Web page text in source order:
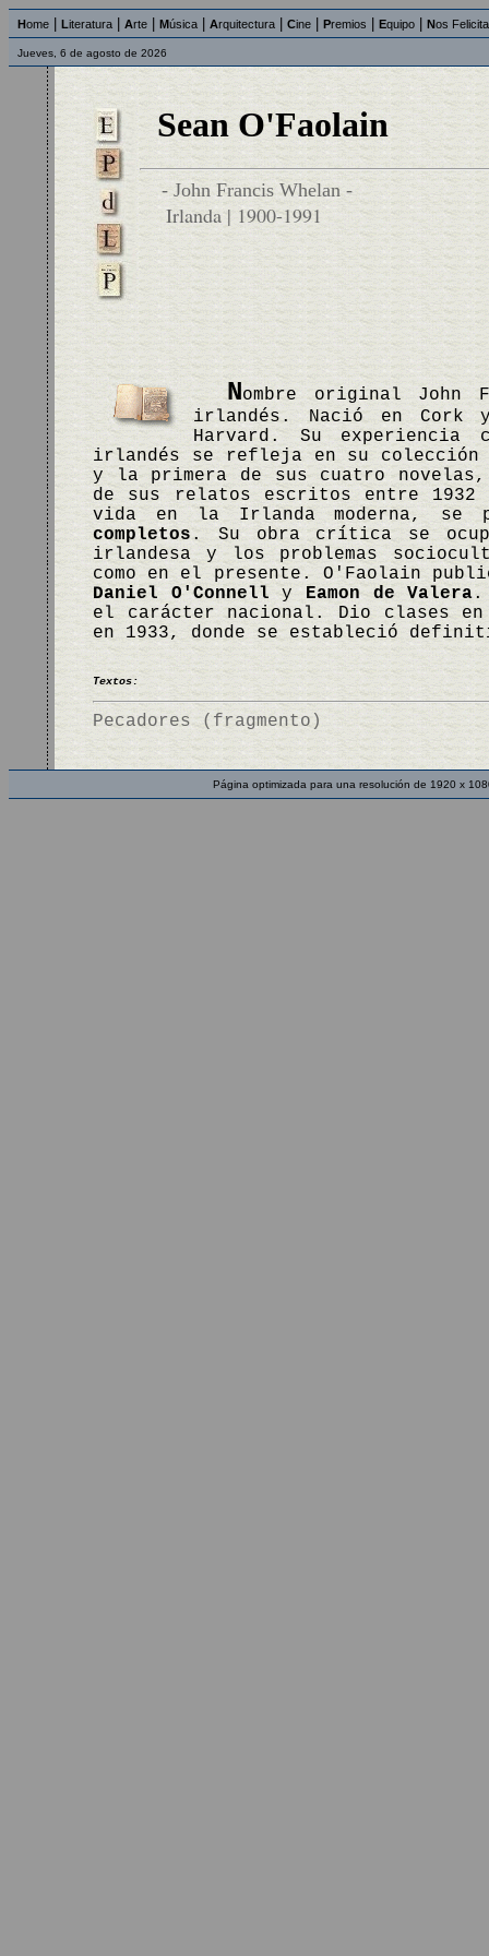
Home Literatura Arte Música Arquitectura Cine Premios Equipo Nos
Jueves, 6 de agosto de 2026
Sean O'Faolain
- John Francis Whelan -
Irlanda | 1900-1991
Nombre original John
irlandés. Nació en Cork
Harvard. Su experiencia
irlandés se refleja en su
y la primera de sus cuatro
de sus relatos escritos entre 1932
vida en la Irlanda moderna,
completos. Su obra crítica se
irlandesa y los problemas
como en el presente. O'Faolain
Daniel O'Connell y Eamon de Valera.
el carácter nacional. Dio clases
en 1933, donde se estableció
Textos:
Pecadores (fragmento)
Página optimizada para una resolución de 1920 x